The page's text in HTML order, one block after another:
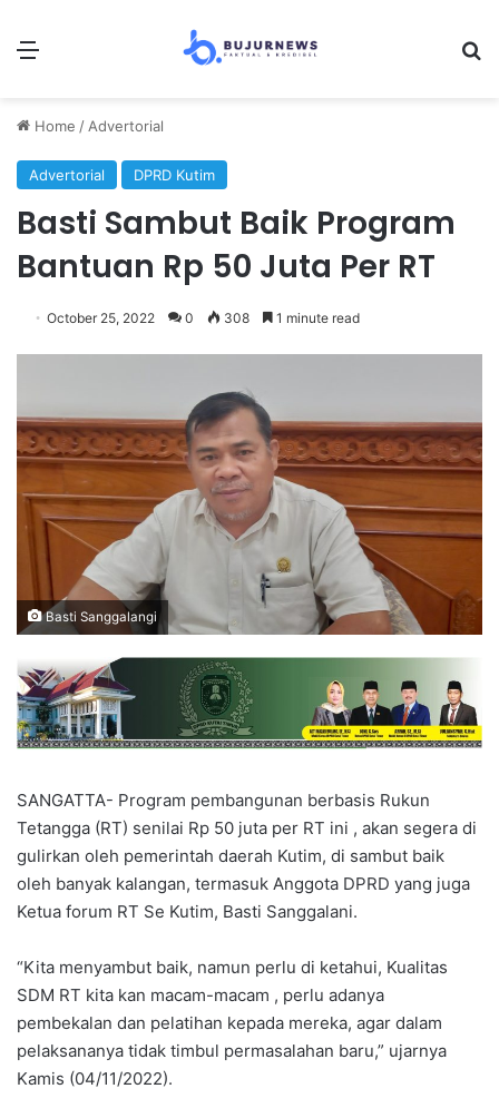
Home / Advertorial
Advertorial DPRD Kutim
Basti Sambut Baik Program
Bantuan Rp 50 Juta Per RT
October 25, 2022 0 308 1 minute read
Basti Sanggalangi
SANGATTA- Program pembangunan berbasis Rukun
Tetangga (RT) senilai Rp 50 juta per RT ini , akan segera di
gulirkan oleh pemerintah daerah Kutim, di sambut baik
oleh banyak kalangan, termasuk Anggota DPRD yang juga
Ketua forum RT Se Kutim, Basti Sanggalani.
“Kita menyambut baik, namun perlu di ketahui, Kualitas
SDM RT kita kan macam-macam , perlu adanya
pembekalan dan pelatihan kepada mereka, agar dalam
pelaksananya tidak timbul permasalahan baru,” ujarnya
Kamis (04/11/2022).